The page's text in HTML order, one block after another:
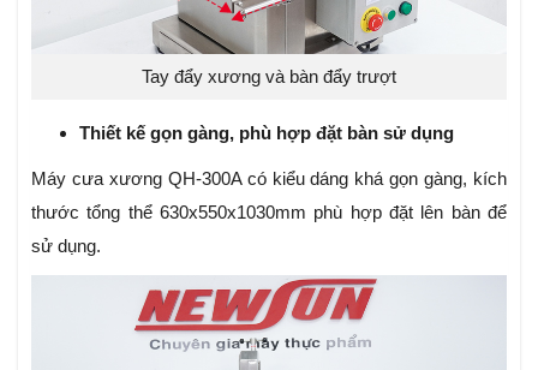
Tay đẩy xương và bàn đẩy trượt
Thiết kế gọn gàng, phù hợp đặt bàn sử dụng
Máy cưa xương QH-300A có kiểu dáng khá gọn gàng, kích
thước tổng thể 630x550x1030mm phù hợp đặt lên bàn để
sử dụng.